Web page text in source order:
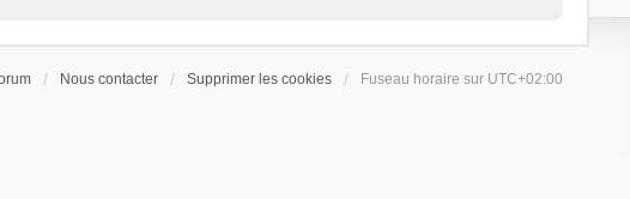
Nous contacter Supprimer les cookies Fuseau horaire sur UTC+02:00